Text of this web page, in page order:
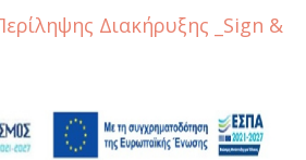
Διακήρυξης _Sign &